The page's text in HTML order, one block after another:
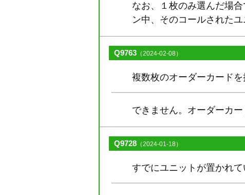
なお、１枚のみ選んだ場
ン中、そのコールされた
Q9763 （2024-02-08）
複数枚のオーダーカード
できません。オーダーカ
Q9728 （2024-01-18）
すでにユニットが置かれ